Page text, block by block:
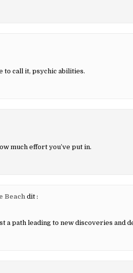
to call it, psychic abilities.
much effort you’ve put in.
Beach dit :
a path leading to new discoveries and